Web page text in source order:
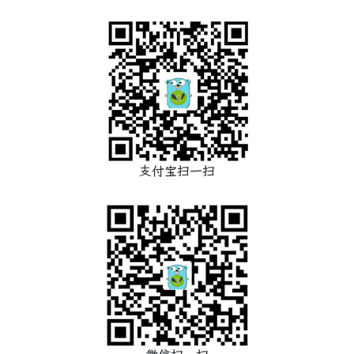
支付宝扫一扫